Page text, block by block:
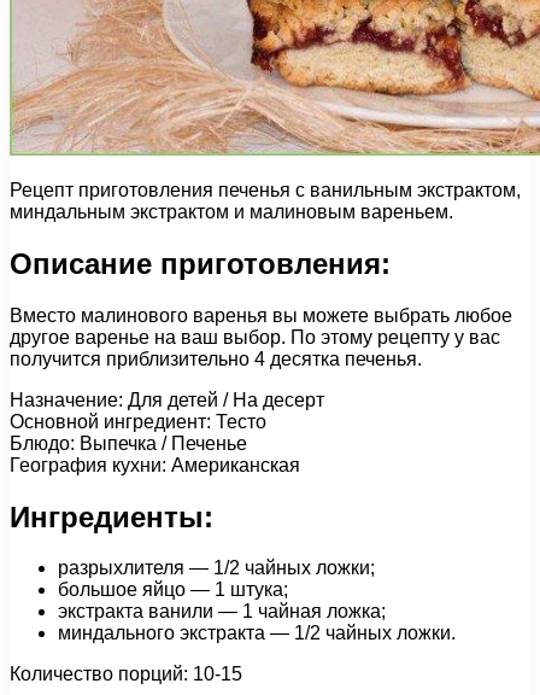
Рецепт приготовления печенья с ванильным экстрактом,
миндальным экстрактом и малиновым вареньем.
Описание приготовления:
Вместо малинового варенья вы можете выбрать любое
другое варенье на ваш выбор. По этому рецепту у вас
получится приблизительно 4 десятка печенья.
Назначение: Для детей / На десерт
Основной ингредиент: Тесто
Блюдо: Выпечка / Печенье
География кухни: Американская
Ингредиенты:
разрыхлителя — 1/2 чайных ложки;
большое яйцо — 1 штука;
экстракта ванили — 1 чайная ложка;
миндального экстракта — 1/2 чайных ложки.
Количество порций: 10-15